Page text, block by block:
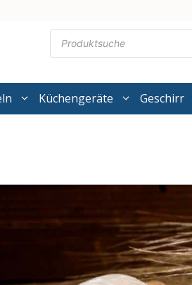
Products
search
Küchengeräte Geschirr